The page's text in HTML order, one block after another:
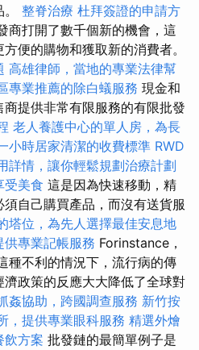
整脊治療 杜拜簽證的申請方
商打開了數千個新的機會，這
便的購物和獲取新的消費者。
高雄律師，當地的專業法律幫
專業推薦的除白蟻服務 現金和
提供非常有限服務的有限批發
老人養護中心的單人房，為長
小時居家清潔的收費標準 RWD
詳情，讓你輕鬆規劃治療計劃
受美食 這是因為快速移動，精
自己購買產品，而沒有送貨服
塔位，為先人選擇最佳安息地
專業記帳服務 Forinstance，
種不利的情況下，流行病的傳
政策的反應大大降低了全球對
姦協助，跨國調查服務 新竹按
，提供專業眼科服務 精選外燴
飲方案 批發鏈的最簡單例子是